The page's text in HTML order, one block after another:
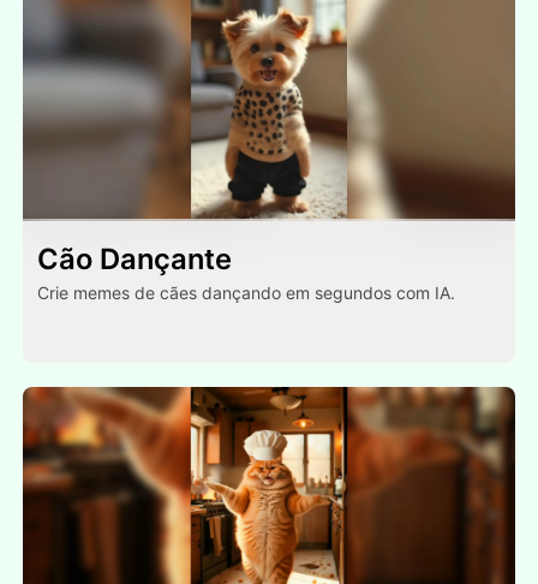
Cão Dançante
Crie memes de cães dançando em segundos com IA.